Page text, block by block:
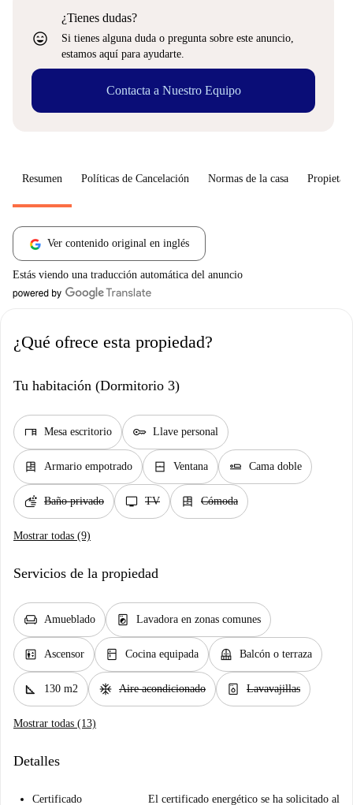
sentiment_very_satisfied
¿Tienes dudas?
Si tienes alguna duda o pregunta sobre este anuncio,
estamos aquí para ayudarte.
Contacta a Nuestro Equipo
Resumen Políticas de Cancelación Normas de la casa
Ver contenido original en inglés
Estás viendo una traducción automática del anuncio
¿Qué ofrece esta propiedad?
Tu habitación (Dormitorio 3)
desk Mesa escritorio key Llave personal
dresser Armario empotrado window_closed Ventana airline_seat_flat Cama doble
soap Baño privado tv TV dresser Cómoda
Mostrar todas (9)
Servicios de la propiedad
chair Amueblado local_laundry_service Lavadora en zonas comunes
elevator Ascensor kitchen Cocina equipada balcony Balcón o terraza
square_foot 130 m2 ac_unit Aire acondicionado dishwasher_gen Lavavajillas
Mostrar todas (13)
Detalles
Certificado
El certificado energético se ha solicitado al